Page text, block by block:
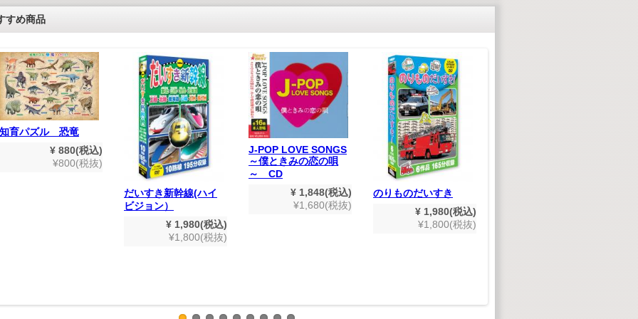
すめ商品
知育パズル 恐竜
¥ 880(税込)
¥800(税抜)
だいすき新幹線(ハイ
ビジョン）
¥ 1,980(税込)
¥1,800(税抜)
J-POP LOVE SONGS
～僕ときみの恋の唄
～ CD
¥ 1,848(税込)
¥1,680(税抜)
のりものだいすき
¥ 1,980(税込)
¥1,800(税抜)
木製エスカレーター式
コースター クラフト
キット
¥ 1,628(税込)
¥1,480(税抜)
い